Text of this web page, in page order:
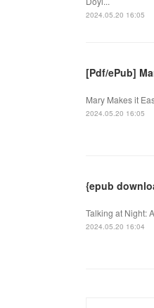
2024.05.20 16:05
[Pdf/ePub]
Mary Makes it
2024.05.20 16:05
{epub
Talking at Night:
2024.05.20 16:04